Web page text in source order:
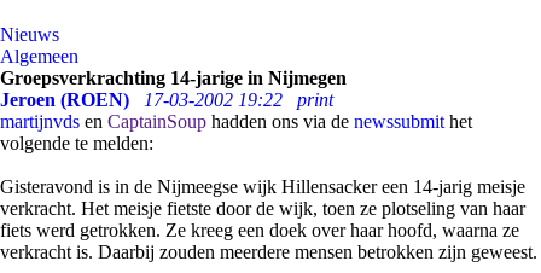
Nieuws
Algemeen
Groepsverkrachting 14-jarige in Nijmegen
Jeroen (ROEN)
17-03-2002 19:22
print
martijnvds en CaptainSoup hadden ons via de newssubmit het
volgende te melden:
Gisteravond is in de Nijmeegse wijk Hillensacker een 14-jarig meisje
verkracht. Het meisje fietste door de wijk, toen ze plotseling van haar
fiets werd getrokken. Ze kreeg een doek over haar hoofd, waarna ze
verkracht is. Daarbij zouden meerdere mensen betrokken zijn geweest.